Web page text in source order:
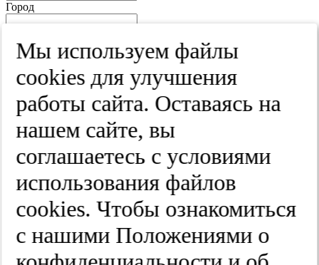
Город
Улица
Квартира
Пароль
Мы используем файлы
cооkies для улучшения
работы сайта. Оставаясь на
нашем сайте, вы
соглашаетесь с условиями
использования файлов
cооkies. Чтобы ознакомиться
с нашими Положениями о